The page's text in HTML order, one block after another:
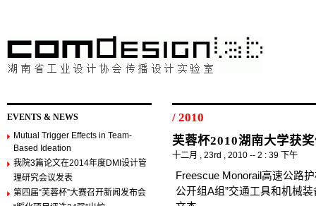
EVENTS & NEWS
Mutual Trigger Effects in Team-
Based Ideation
我院3篇论文在2014年度DMI设计管
理研究会议发表
第四届“芙蓉杯”大赛召开新闻发布会
/ 2010
芙蓉杯2010湖南大学获
十二月 , 23rd , 2010 -- 2 : 39 下午
Freescue Monorail高速公路
公开组A组”交通工具和机械